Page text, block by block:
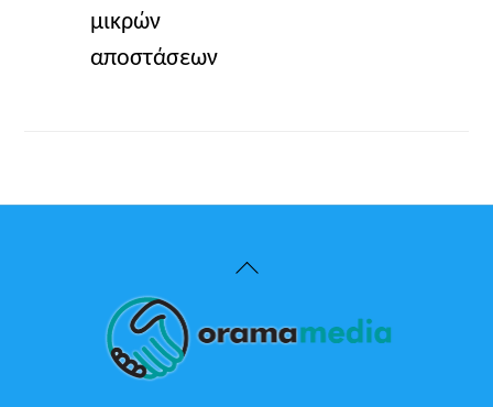
μικρών
αποστάσεων
Back
Top